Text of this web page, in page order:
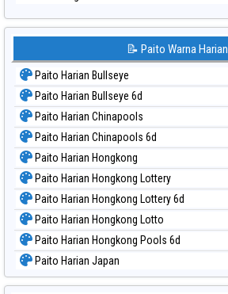
📝 Paito Warna Harian
Paito Harian Bullseye
Paito Harian Bullseye 6d
Paito Harian Chinapools
Paito Harian Chinapools 6d
Paito Harian Hongkong
Paito Harian Hongkong Lottery
Paito Harian Hongkong Lottery 6d
Paito Harian Hongkong Lotto
Paito Harian Hongkong Pools 6d
Paito Harian Japan
Paito Harian Japan 6d